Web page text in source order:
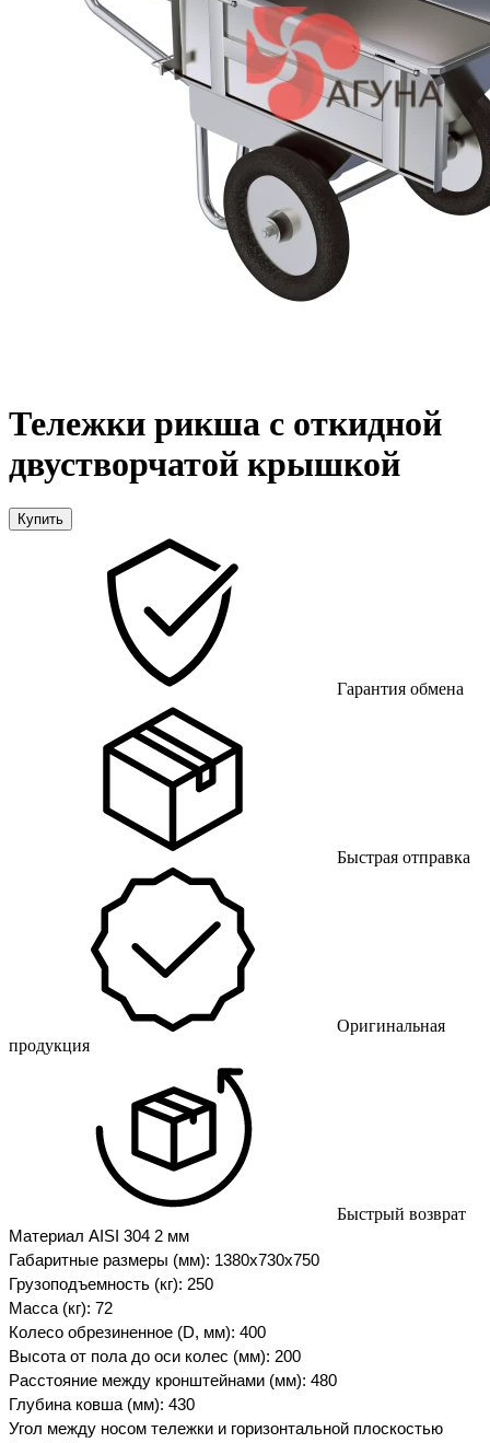
Тележки рикша с откидной
двустворчатой крышкой
Купить
Гарантия обмена
Быстрая отправка
Оригинальная
продукция
Быстрый возврат
Материал AISI 304 2 мм
Габаритные размеры (мм): 1380х730х750
Грузоподъемность (кг): 250
Масса (кг): 72
Колесо обрезиненное (D, мм): 400
Высота от пола до оси колес (мм): 200
Расстояние между кронштейнами (мм): 480
Глубина ковша (мм): 430
Угол между носом тележки и горизонтальной плоскостью